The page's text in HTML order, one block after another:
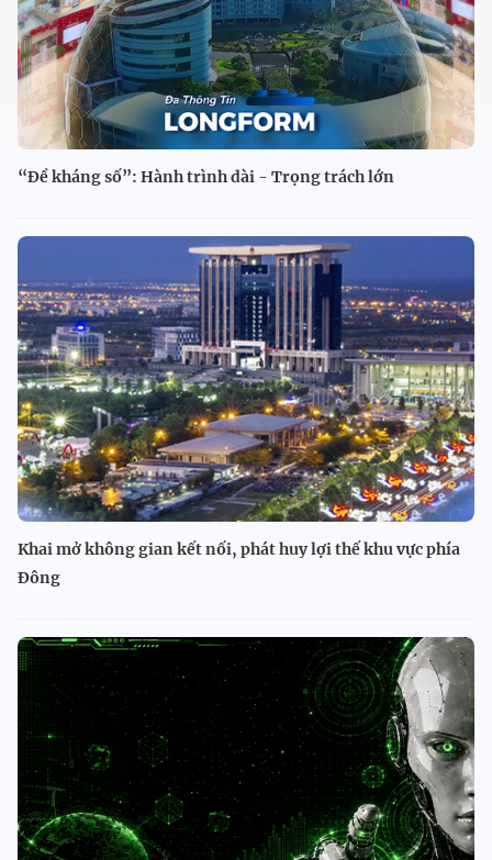
“Đề kháng số”: Hành trình dài - Trọng trách lớn
Khai mở không gian kết nối, phát huy lợi thế khu vực phía
Đông